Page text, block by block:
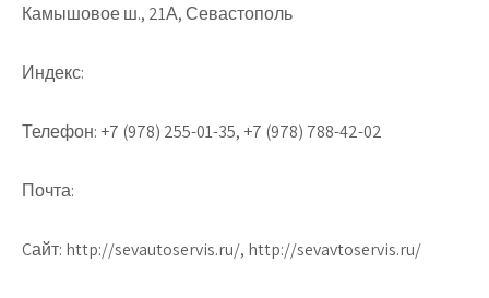
Камышовое ш., 21А, Севастополь
Индекс:
Телефон: +7 (978) 255-01-35, +7 (978) 788-42-02
Почта:
Cайт: http://sevautoservis.ru/, http://sevavtoservis.ru/